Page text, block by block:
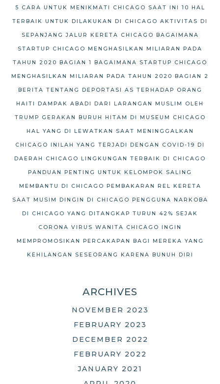
5 CARA UNTUK MENIKMATI CHICAGO SAAT INI 10 HAL
TERBAIK UNTUK DILAKUKAN DI CHICAGO AKTIVITAS DI
SEPANJANG JALUR KERETA CHICAGO BAGAIMANA
STARTUP CHICAGO MENGHASILKAN MILIARAN PADA
TAHUN 2020 BAGIAN 1 BAGAIMANA STARTUP CHICAGO
MENGHASILKAN MILIARAN PADA TAHUN 2020 BAGIAN 2
BERITA TENTANG DEPORTASI AS TERHADAP ORANG
HAITI DAMPAK ABADI DARI LARANGAN MUSLIM OLEH
TRUMP GERAKAN BURUH HITAM DI MUSEUM CHICAGO
HAL YANG DI LEWATKAN SAAT MENINGGALKAN
CHICAGO INILAH YANG TERJADI DENGAN COVID-19 DI
DAERAH CHICAGO LINGKUNGAN TERBAIK DI CHICAGO
PANDUAN PENTING UNTUK KELOMPOK SALING
MEMBANTU DI CHICAGO PEMBAKARAN REL KERETA
SAAT MUSIM DINGIN DI CHICAGO PENGGUNA NARKOBA
DI CHICAGO YANG DITANGKAP TURUN 42% SEJAK
CORONA VIRUS WANITA CHICAGO INGIN
MEMPROMOSIKAN PERCAKAPAN BAGI MEREKA YANG
KEHILANGAN SESEORANG KARENA BUNUH DIRI
ARCHIVES
NOVEMBER 2023
FEBRUARY 2023
DECEMBER 2022
FEBRUARY 2022
JANUARY 2021